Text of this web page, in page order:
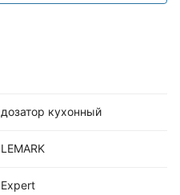
дозатор кухонный
LEMARK
Expert